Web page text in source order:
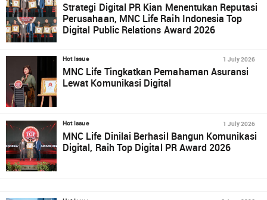
Strategi Digital PR Kian Menentukan Reputasi
Perusahaan, MNC Life Raih Indonesia Top
Digital Public Relations Award 2026
Hot Issue 1 July 2026
MNC Life Tingkatkan Pemahaman Asuransi
Lewat Komunikasi Digital
Hot Issue 1 July 2026
MNC Life Dinilai Berhasil Bangun Komunikasi
Digital, Raih Top Digital PR Award 2026